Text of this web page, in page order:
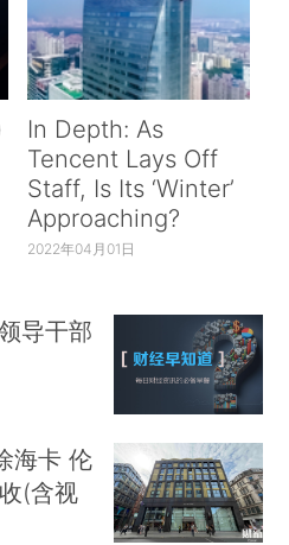
In Depth: As
Tencent Lays Off
Staff, Is Its ‘Winter’
Approaching?
2022年04月01日
导干部
海卡 伦
(含视